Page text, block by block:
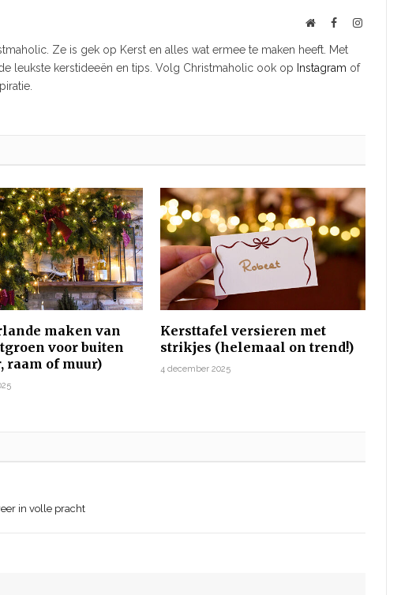
WebsiteFacebookInstagram
Ze is gek op Kerst en alles wat ermee te maken heeft. Met
leukste kerstideeën en tips. Volg Christmaholic ook op Instagram of
maken van
voor buiten
raam of muur)
Kersttafel versieren met
strikjes (helemaal on trend!)
4 december 2025
in volle pracht